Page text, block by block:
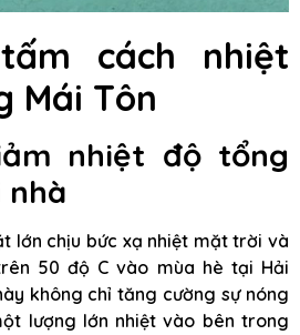
cách nhiệt
Mái Tôn
nhiệt độ tổng
nhà
lớn chịu bức xạ nhiệt mặt trời và
50 độ C vào mùa hè tại Hải
không chỉ tăng cường sự nóng
lượng lớn nhiệt vào bên trong